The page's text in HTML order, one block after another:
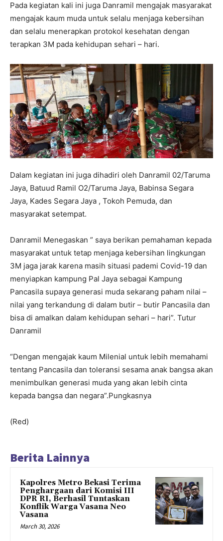
Pada kegiatan kali ini juga Danramil mengajak masyarakat
mengajak kaum muda untuk selalu menjaga kebersihan
dan selalu menerapkan protokol kesehatan dengan
terapkan 3M pada kehidupan sehari – hari.
Dalam kegiatan ini juga dihadiri oleh Danramil 02/Taruma
Jaya, Batuud Ramil O2/Taruma Jaya, Babinsa Segara
Jaya, Kades Segara Jaya , Tokoh Pemuda, dan
masyarakat setempat.
Danramil Menegaskan ” saya berikan pemahaman kepada
masyarakat untuk tetap menjaga kebersihan lingkungan
3M jaga jarak karena masih situasi pademi Covid-19 dan
menyiapkan kampung Pal Jaya sebagai Kampung
Pancasila supaya generasi muda sekarang paham nilai –
nilai yang terkandung di dalam butir – butir Pancasila dan
bisa di amalkan dalam kehidupan sehari – hari”. Tutur
Danramil
“Dengan mengajak kaum Milenial untuk lebih memahami
tentang Pancasila dan toleransi sesama anak bangsa akan
menimbulkan generasi muda yang akan lebih cinta
kepada bangsa dan negara”.Pungkasnya
(Red)
Berita Lainnya
Kapolres Metro Bekasi Terima
Penghargaan dari Komisi III
DPR RI, Berhasil Tuntaskan
Konflik Warga Vasana Neo
Vasana
March 30, 2026